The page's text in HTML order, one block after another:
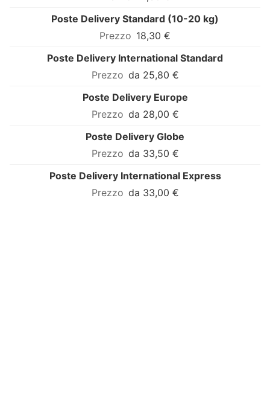
Poste Delivery Standard (10-20 kg)
18,30 €
Poste Delivery International Standard
da 25,80 €
Poste Delivery Europe
da 28,00 €
Poste Delivery Globe
da 33,50 €
Poste Delivery International Express
da 33,00 €